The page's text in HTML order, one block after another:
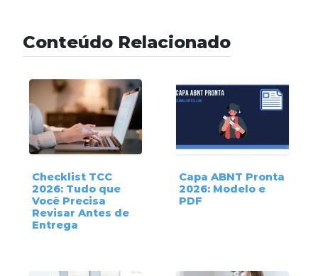
Conteúdo Relacionado
Checklist TCC
2026: Tudo que
Você Precisa
Revisar Antes de
Entrega
Capa ABNT Pronta
2026: Modelo e
PDF